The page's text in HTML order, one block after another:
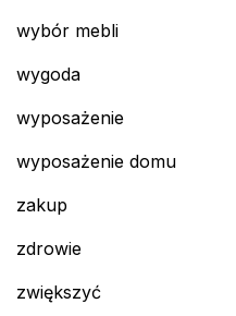
wybór mebli
wygoda
wyposażenie
wyposażenie domu
zakup
zdrowie
zwiększyć